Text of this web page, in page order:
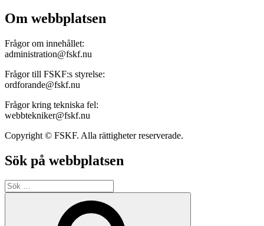
Om webbplatsen
Frågor om innehållet:
administration@fskf.nu
Frågor till FSKF:s styrelse:
ordforande@fskf.nu
Frågor kring tekniska fel:
webbtekniker@fskf.nu
Copyright © FSKF. Alla rättigheter reserverade.
Sök på webbplatsen
Sök
efter: